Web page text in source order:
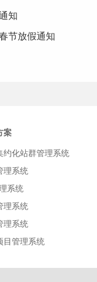
知
节放假通知
案
约化站群管理系统
理系统
系统
理系统
理系统
目管理系统